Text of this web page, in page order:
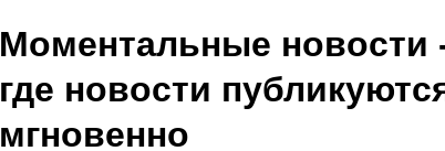
Моментальные новости
где новости
мгновенно